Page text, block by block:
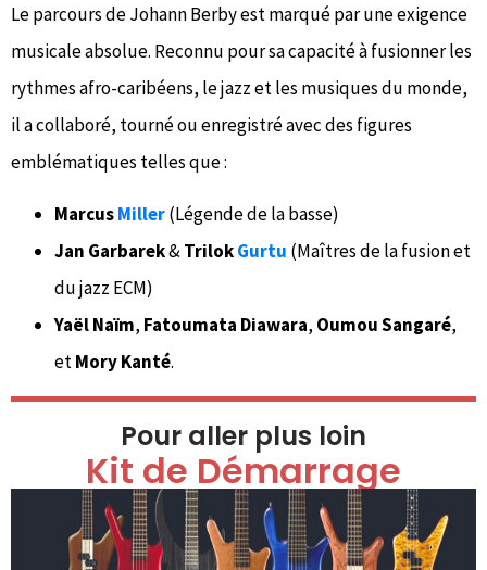
Le parcours de Johann Berby est marqué par une exigence
musicale absolue. Reconnu pour sa capacité à fusionner les
rythmes afro-caribéens, le jazz et les musiques du monde,
il a collaboré, tourné ou enregistré avec des figures
emblématiques telles que :
MarcusMiller(Légende de la basse)
Jan Garbarek&TrilokGurtu (Maîtres de la fusion et
du jazz ECM)
Yaël Naïm, Fatoumata Diawara, Oumou Sangaré,
etMory Kanté.
Pour aller plus loin
Kit de Démarrage